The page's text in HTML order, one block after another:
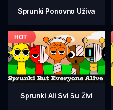
Sprunki Ponovno Uživa
Sprunki Ali Svi Su Živi